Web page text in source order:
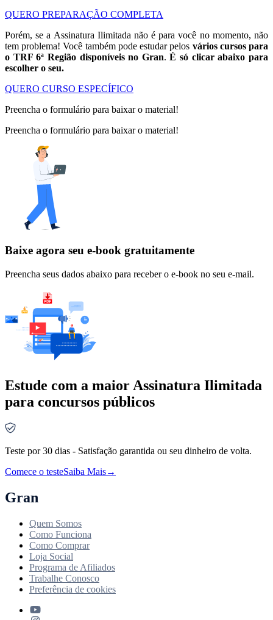
QUERO PREPARAÇÃO COMPLETA
Porém, se a Assinatura Ilimitada não é para você no momento, não
tem problema! Você também pode estudar pelos vários cursos para
o TRF 6ª Região disponíveis no Gran. É só clicar abaixo para
escolher o seu.
QUERO CURSO ESPECÍFICO
Preencha o formulário para baixar o material!
Preencha o formulário para baixar o material!
Baixe agora seu e-book gratuitamente
Preencha seus dados abaixo para receber o e-book no seu e-mail.
Estude com a maior Assinatura Ilimitada
para concursos públicos
Teste por 30 dias - Satisfação garantida ou seu dinheiro de volta.
Comece o testeSaiba Mais→
Gran
Quem Somos
Como Funciona
Como Comprar
Loja Social
Programa de Afiliados
Trabalhe Conosco
Preferência de cookies